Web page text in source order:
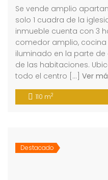
Se vende amplio
solo 1 cuadra de la
inmueble cuenta con 3
comedor amplio,
iluminado en la parte
de las habitaciones.
todo el centro […] Ver
110 m2
Destacado